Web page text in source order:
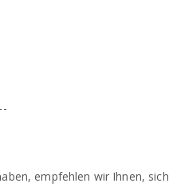
empfehlen wir Ihnen, sich